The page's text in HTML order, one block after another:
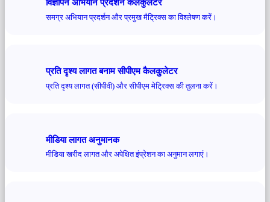
विज्ञापन अभियान प्रदर्शन कैलकुलेटर
समग्र अभियान प्रदर्शन और प्रमुख मैट्रिक्स का विश्लेषण करें।
प्रति दृश्य लागत बनाम सीपीएम कैलकुलेटर
प्रति दृश्य लागत (सीपीवी) और सीपीएम मेट्रिक्स की तुलना करें।
मीडिया लागत अनुमानक
मीडिया खरीद लागत और अपेक्षित इंप्रेशन का अनुमान लगाएं।